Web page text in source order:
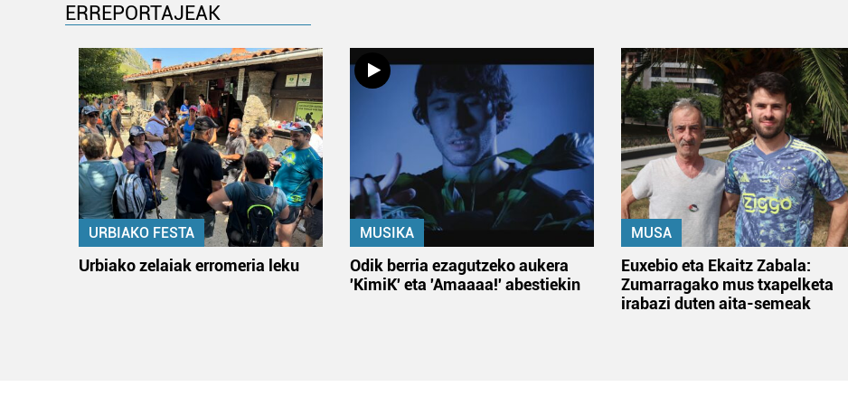
ERREPORTAJEAK
URBIAKO FESTA
Urbiako zelaiak erromeria leku
MUSIKA
Odik berria ezagutzeko aukera
'KimiK' eta 'Amaaaa!' abestiekin
MUSA
Euxebio eta Ekaitz Zabala:
Zumarragako mus txapelketa
irabazi duten aita-semeak